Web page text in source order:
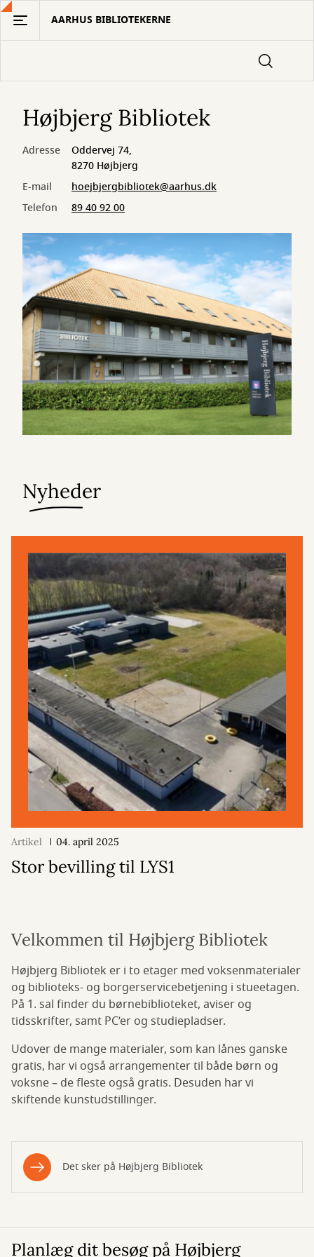
Gå
hovedindhold
AARHUS BIBLIOTEKERNE
Højbjerg Bibliotek
Adresse
Oddervej 74,
8270 Højbjerg
E-mail
hoejbjergbibliotek@aarhus.dk
Telefon
89 40 92 00
Nyheder
Artikel 04. april 2025
Stor bevilling til LYS1
Velkommen til Højbjerg Bibliotek
Højbjerg Bibliotek er i to etager med voksenmaterialer
og biblioteks- og borgerservicebetjening i stueetagen.
På 1. sal finder du børnebiblioteket, aviser og
tidsskrifter, samt PC’er og studiepladser.
Udover de mange materialer, som kan lånes ganske
gratis, har vi også arrangementer til både børn og
voksne – de fleste også gratis. Desuden har vi
skiftende kunstudstillinger.
Det sker på Højbjerg Bibliotek
Planlæg dit besøg på Højbjerg